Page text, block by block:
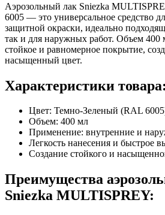
Аэрозольный лак Sniezka
6005 — это универсальное средство
защитной окраски, идеально
так и для наружных работ. Объем 400
стойкое и равномерное покрытие,
насыщенный цвет.
Характеристики товара:
Цвет: Темно-Зеленый (RAL
Объем: 400 мл
Применение: внутренние и
Легкость нанесения и быстрое
Создание стойкого и
Преимущества
Sniezka MULTISPREY: